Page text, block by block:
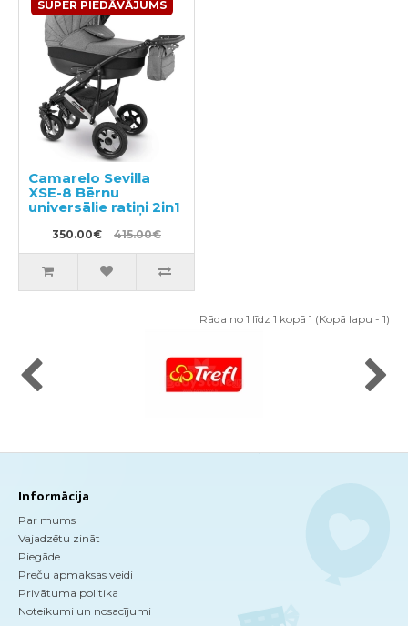
SUPER PIEDĀVĀJUMS
Camarelo Sevilla
XSE-8 Bērnu
universālie ratiņi 2in1
350.00€ 415.00€
Rāda no 1 līdz 1 kopā 1 (Kopā lapu - 1)
Informācija
Par mums
Vajadzētu zināt
Piegāde
Preču apmaksas veidi
Privātuma politika
Noteikumi un nosacījumi